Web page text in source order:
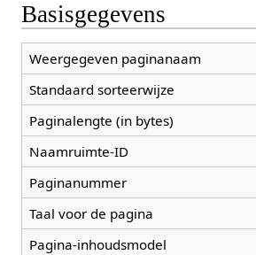
Basisgegevens
Weergegeven paginanaam
Standaard sorteerwijze
Paginalengte (in bytes)
Naamruimte-ID
Paginanummer
Taal voor de pagina
Pagina-inhoudsmodel